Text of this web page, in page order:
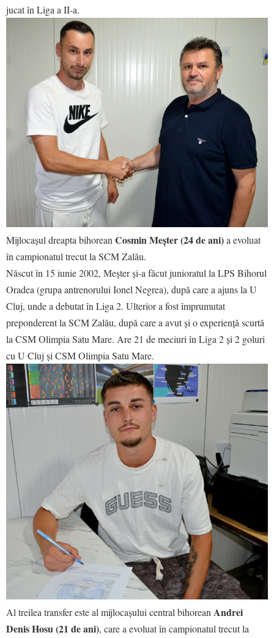
jucat în Liga a II-a.
Mijlocașul dreapta bihorean Cosmin Meșter (24 de ani)a evoluat
în campionatul trecut la SCM Zalău.
Născut în 15 iunie 2002, Meșter și-a făcut junioratul la LPS Bihorul
Oradea (grupa antrenorului Ionel Negrea), după care a ajuns la U
Cluj, unde a debutat în Liga 2. Ulterior a fost împrumutat
preponderent la SCM Zalău, după care a avut și o experiență scurtă
la CSM Olimpia Satu Mare. Are 21 de meciuri în Liga 2 și 2 goluri
cu U Cluj și CSM Olimpia Satu Mare.
Al treilea transfer este al mijlocașului central bihoreanAndrei
Denis Hosu (21 de ani), care a evoluat în campionatul trecut la